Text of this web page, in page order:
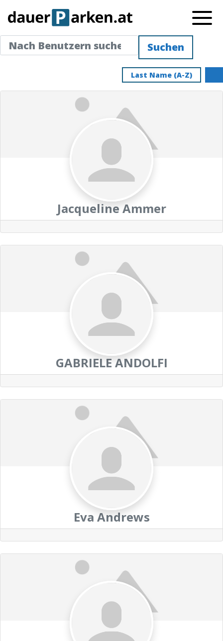
Nach Benutzern suchen ...
Nach Benutzern suchen ...
Suchen
Last Name (A-Z)
Jacqueline Ammer
GABRIELE ANDOLFI
Eva Andrews